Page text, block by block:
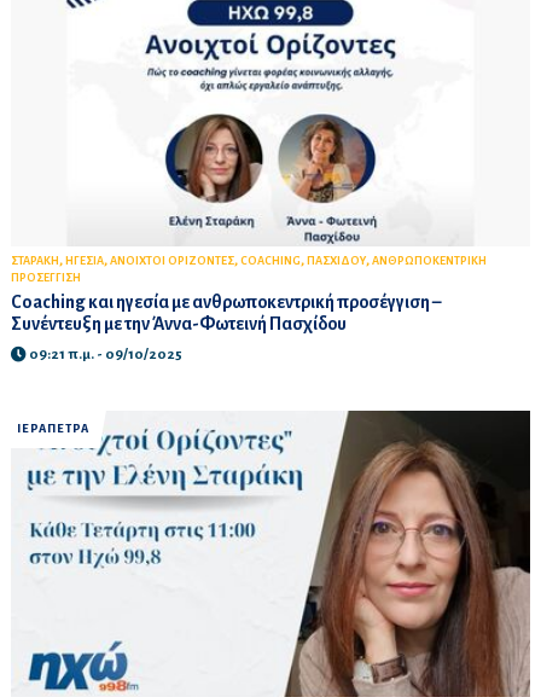
ΣΤΑΡΑΚΗ , ΗΓΕΣΙΑ, ΑΝΟΙΧΤΟΙ ΟΡΙΖΟΝΤΕΣ, COACHING, ΠΑΣΧΙΔΟΥ, ΑΝΘΡΩΠΟΚΕΝΤΡΙΚΗ
ΠΡΟΣΕΓΓΙΣΗ
Coaching και ηγεσία με ανθρωποκεντρική προσέγγιση –
Συνέντευξη με την Άννα-Φωτεινή Πασχίδου
09:21 π.μ. - 09/10/2025
ΙΕΡΑΠΕΤΡΑ